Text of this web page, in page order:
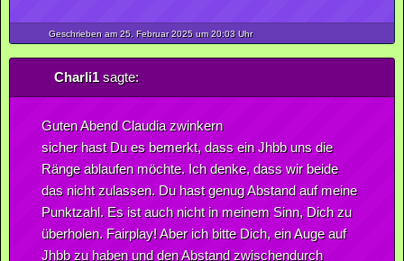
Geschrieben am 25. Februar2025um 20:03 Uhr
Charli1sagte:
Guten Abend Claudia zwinkern
sicher hast Du es bemerkt, dass ein Jhbb uns die
Ränge ablaufen möchte. Ich denke, dass wir beide
das nicht zulassen. Du hast genug Abstand auf meine
Punktzahl. Es ist auch nicht in meinem Sinn, Dich zu
überholen. Fairplay! Aber ich bitte Dich, ein Auge auf
Jhbb zu haben und den Abstand zwischendurch